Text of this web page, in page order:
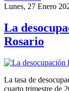
Lunes, 27 Enero
La
Rosario
La tasa de
cuarto trimestre de